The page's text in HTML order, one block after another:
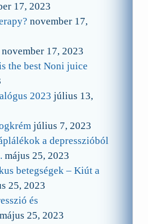
17, 2023
november 17,
november 17, 2023
the best Noni juice
2023 július 13,
július 7, 2023
a depresszióból
május 25, 2023
betegségek – Kiút a
25, 2023
és
május 25, 2023